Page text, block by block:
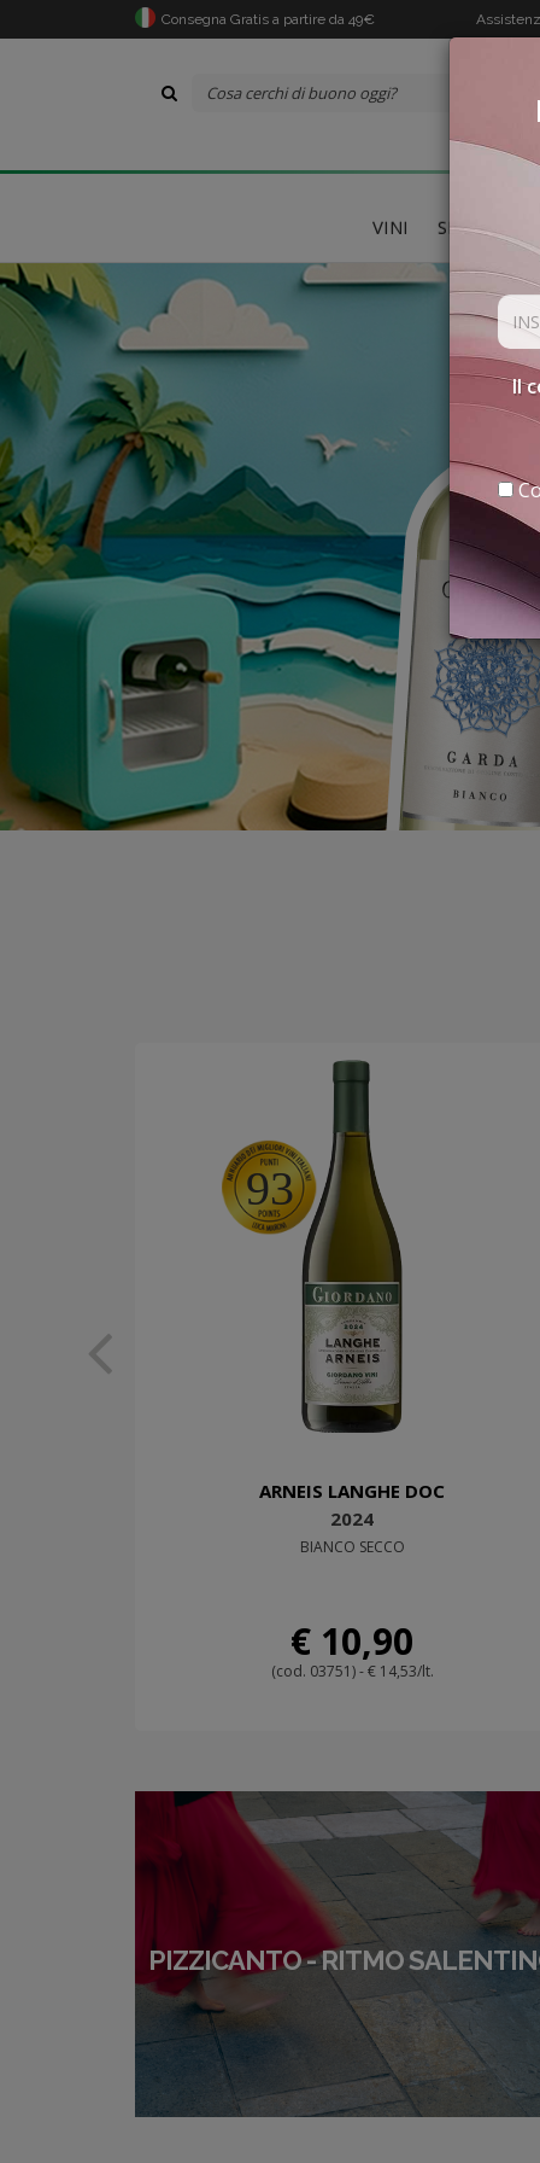
Consegna Gratis a partire da 49€
VINI SPECIALITÀ
93
ARNEIS LANGHE DOC
2024
BIANCO SECCO
€ 10,90
(cod. 03751) - € 14,53/lt.
PIZZICANTO - RITMO
Il